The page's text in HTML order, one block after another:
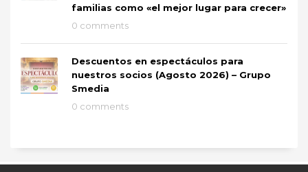
familias como «el mejor lugar para crecer»
0 comments
Descuentos en espectáculos para
nuestros socios (Agosto 2026) – Grupo
Smedia
0 comments